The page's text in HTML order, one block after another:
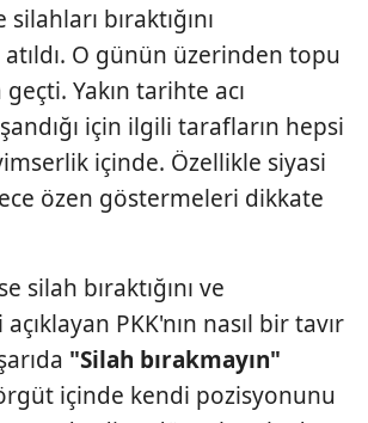
bıraktığını
atıldı. O günün üzerinden topu
Yakın tarihte acı
için ilgili tarafların hepsi
içinde. Özellikle siyasi
özen göstermeleri dikkate
silah bıraktığını ve
PKK'nın nasıl bir tavır
"Silah bırakmayın"
içinde kendi pozisyonunu